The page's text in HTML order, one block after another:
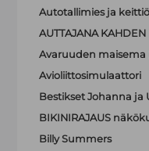
Autotallimies ja
AUTTAJANA
Avaruuden maisema
Avioliittosimulaattori
Bestikset Johanna ja
BIKINIRAJAUS
Billy Summers